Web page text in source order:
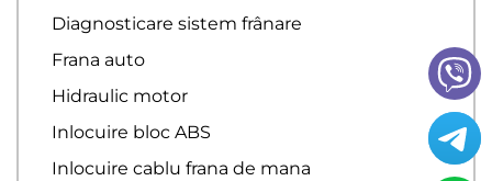
Diagnosticare sistem frânare
Frana auto
Hidraulic motor
Inlocuire bloc ABS
Inlocuire cablu frana de mana